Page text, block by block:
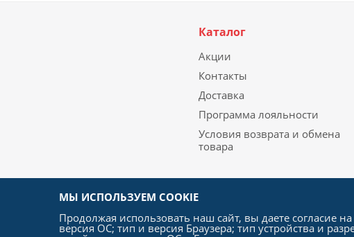
Каталог
Акции
Контакты
Доставка
Программа лояльности
Условия возврата и обмена
товара
МЫ ИСПОЛЬЗУЕМ COOKIE
Продолжая использовать наш сайт, вы даете согласие
версия ОС; тип и версия Браузера; тип устройства и